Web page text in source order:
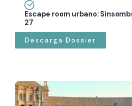
Escape room urbano:
27
Descarga Dossier